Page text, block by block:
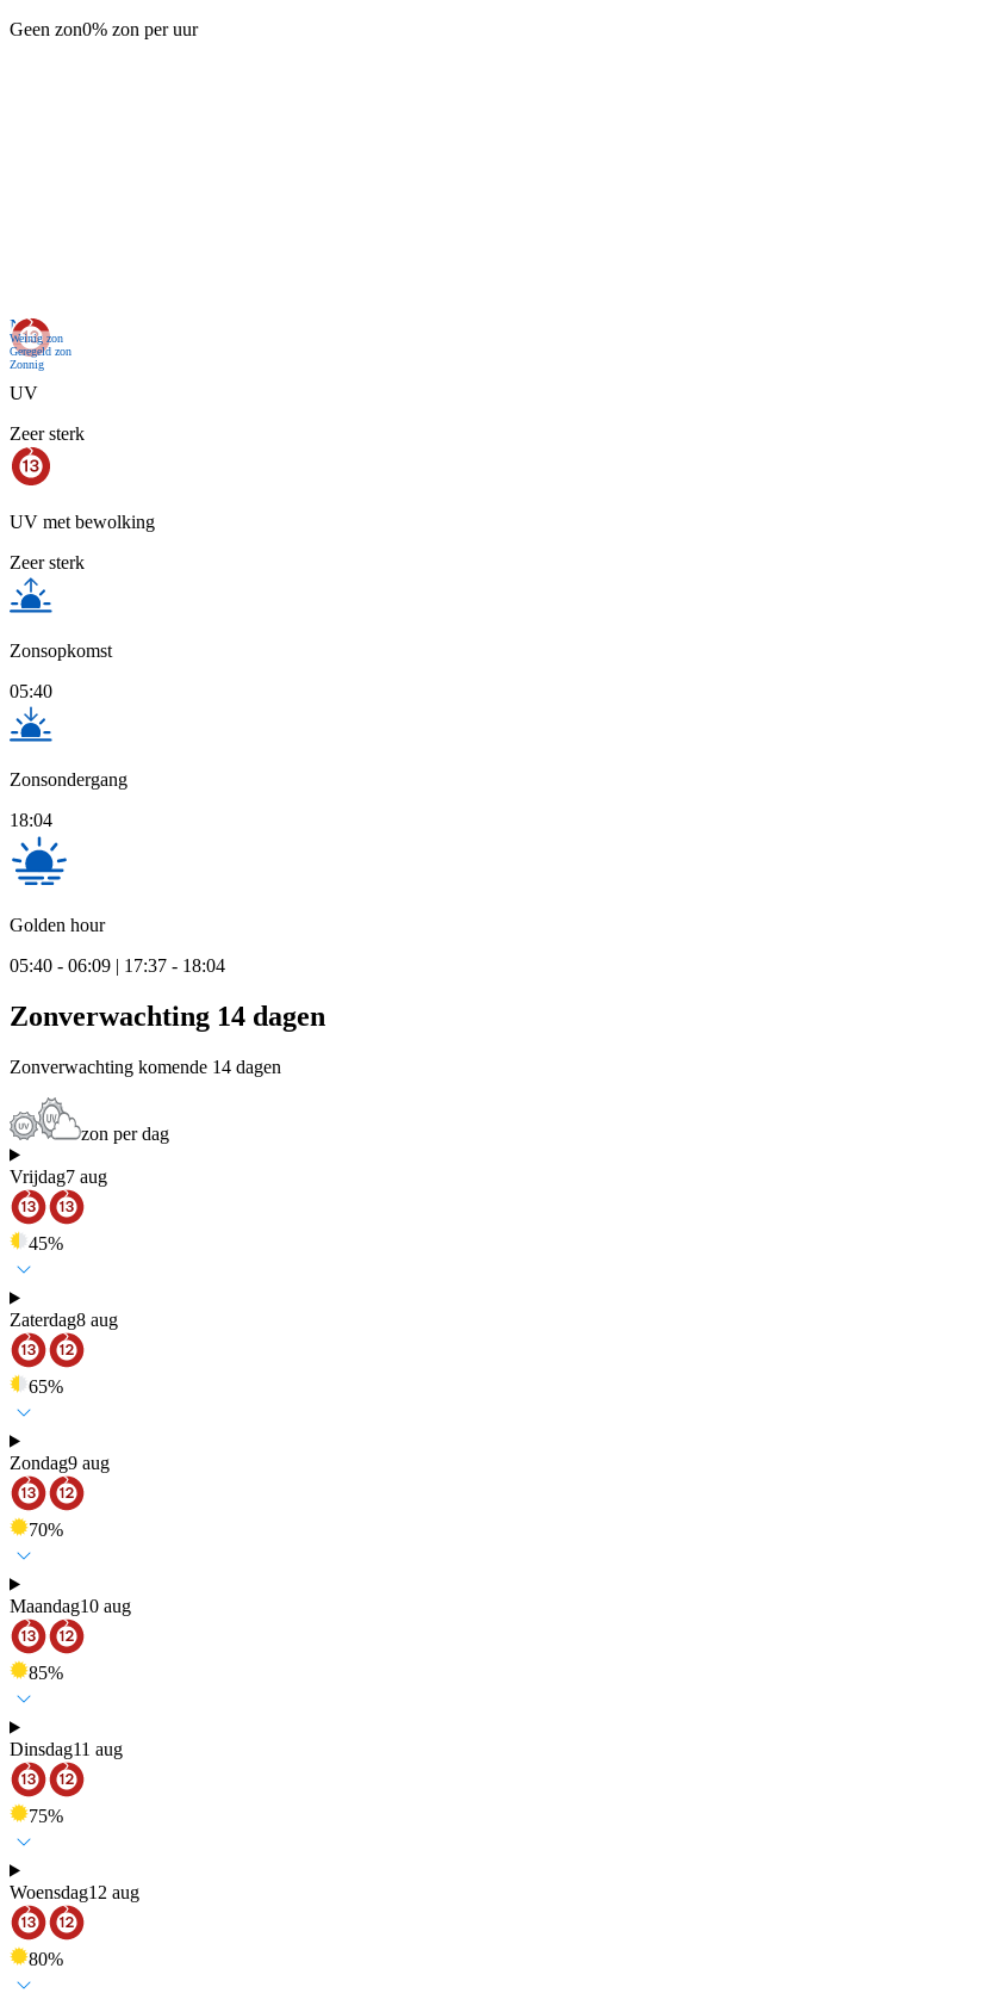
Geen zon0% zon per uur
Nu
Weinig zon
Geregeld zon
Zonnig
UV
Zeer sterk
UV met bewolking
Zeer sterk
Zonsopkomst
05:40
Zonsondergang
18:04
Golden hour
05:40 - 06:09 | 17:37 - 18:04
Zonverwachting 14 dagen
Zonverwachting komende 14 dagen
zon per dag
Vrijdag7 aug
45%
Zaterdag8 aug
65%
Zondag9 aug
70%
Maandag10 aug
85%
Dinsdag11 aug
75%
Woensdag12 aug
80%